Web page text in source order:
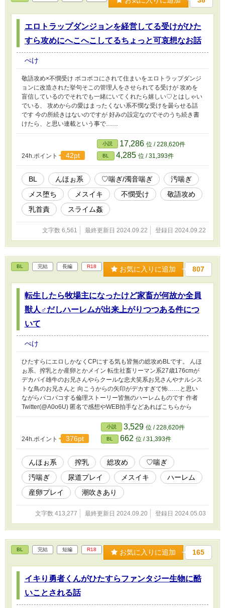
エロトラップダンジョンを経営してる受けがひた
すら攻めにへこへこしてるちょっと可哀想なお話
ぺけ
敬語攻め×不憫受け ボコボコにされて住まいをエロトラップダンジ
ョンに改造された挙句そこの管理人をさせられてる受けが 攻めを
盲信しているのでそれでも一緒にいてくれたら嬉しい♡とはしゃい
でいる、 攻めからの愛はまったくない系不憫な受けを曇らせる話
です 今の所続きはないのですが 好みの設定なのでそのうち続き書
けたら、と思い連載という事で……
24h.ポイント 42pt
小説 17,286 位 / 228,620件
BL 4,285 位 / 31,393件
BL んほぉ系 ♡喘ぎ/濁音喘ぎ
汚喘ぎ
メス堕ち
メスイキ 不憫受け
敬語攻め
乳首責
スライム姦
文字数 6,561 最終更新日 2024.09.22 登録日 2024.09.22
BL 完結 長編 R18 お気に入りに追加 807
転生したら牧場主になったけど家畜が何故か全員
獣人♂だしハーレムが出来上がりつつある件につ
いて
ぺけ
ひたすらにエロしかなくCPにする気も皆無の総攻めBLです。 んほ
ぉ系、搾乳とか産卵とかメイン 転生社畜リーマン系27歳176cmが
デカパイ雄牛のお兄さんやらクールな忠犬笑系お兄さんやナルシス
トな鳥のお兄さんと 向こうからの矢印がデカすぎて怖……と思い
ながらパコパコする倫理ストーリー皆無のハーレムものです 作者
Twitter(@A0o6U) 匿名で感想やWEB拍手などあればこちらから
24h.ポイント 376pt
小説 3,529 位 / 228,620件
BL 662 位 / 31,393件
んほぉ系 搾乳 総攻め
♡喘ぎ
汚喘ぎ
尿道プレイ メスイキ
ハーレム
産卵プレイ
潮吹きあり
文字数 413,277 最終更新日 2024.09.20 登録日 2024.05.03
BL 完結 短編 R18 お気に入りに追加 165
イキり勇者くんがひたすらファンタジー生物に酷
いことされる話